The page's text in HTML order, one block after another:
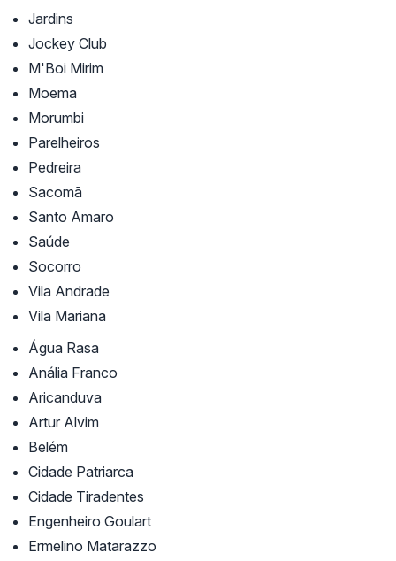
Jardins
Jockey Club
M'Boi Mirim
Moema
Morumbi
Parelheiros
Pedreira
Sacomã
Santo Amaro
Saúde
Socorro
Vila Andrade
Vila Mariana
Água Rasa
Anália Franco
Aricanduva
Artur Alvim
Belém
Cidade Patriarca
Cidade Tiradentes
Engenheiro Goulart
Ermelino Matarazzo